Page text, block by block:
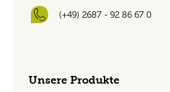
(+49) 2687 - 92 86 67 0
Unsere Produkte